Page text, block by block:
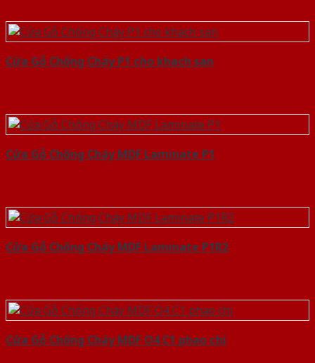
Cửa Gỗ Chống Cháy P1 cho khach san
Cửa Gỗ Chống Cháy MDF Laminate P1
Cửa Gỗ Chống Cháy MDF Laminate P1R2
Cửa Gỗ Chống Cháy MDF O4 C1 phao chi